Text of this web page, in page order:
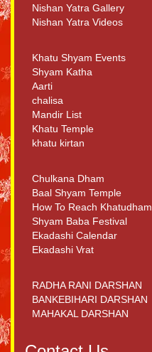
Nishan Yatra Gallery
Nishan Yatra Videos
Khatu Shyam Events
Shyam Katha
Aarti
chalisa
Mandir List
Khatu Temple
khatu kirtan
Chulkana Dham
Baal Shyam Temple
How To Reach Khatudham
Shyam Baba Festival
Ekadashi Calendar
Ekadashi Vrat
RADHA RANI DARSHAN
BANKEBIHARI DARSHAN
MAHAKAL DARSHAN